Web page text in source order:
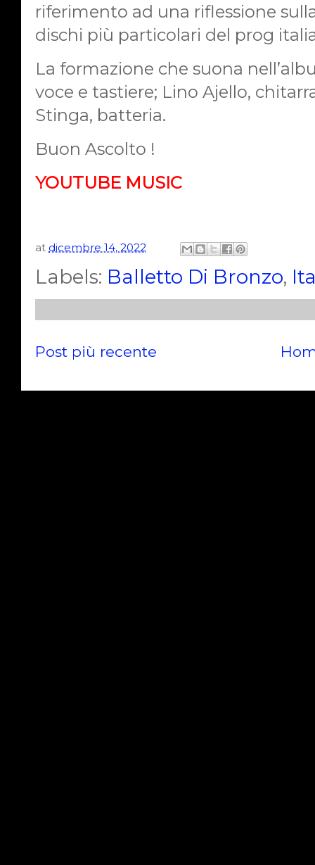
riferimento ad una riflessione
dischi più particolari del prog
La formazione che suona
voce e tastiere; Lino Ajello,
Stinga, batteria.
Buon Ascolto !
YOUTUBE MUSIC
at dicembre 14, 2022
Labels: Balletto Di Bronzo,
Post più recente